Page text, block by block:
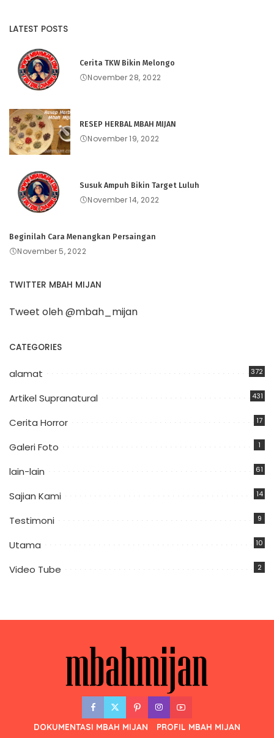
LATEST POSTS
Cerita TKW Bikin Melongo
November 28, 2022
RESEP HERBAL MBAH MIJAN
November 19, 2022
Susuk Ampuh Bikin Target Luluh
November 14, 2022
Beginilah Cara Menangkan Persaingan
November 5, 2022
TWITTER MBAH MIJAN
Tweet oleh @mbah_mijan
CATEGORIES
alamat 372
Artikel Supranatural 431
Cerita Horror 17
Galeri Foto 1
lain-lain 61
Sajian Kami 14
Testimoni 9
Utama 10
Video Tube 2
DOKUMENTASI MBAH MIJAN
PROFIL MBAH MIJAN